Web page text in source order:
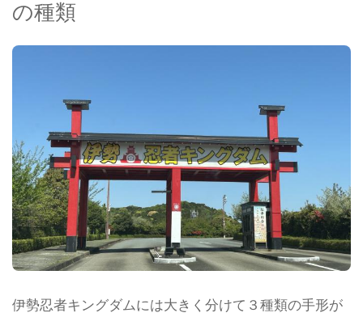
の種類
伊勢忍者キングダムには大きく分けて３種類の手形が